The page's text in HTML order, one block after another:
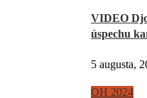
VIDEO
úspechu
5 augusta,
OH 2024